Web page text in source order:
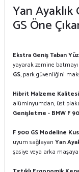
Yan
GS Öne
Ekstra Geniş Taban
yayarak zemine
GS, park güvenliğini
Hibrit Malzeme
alüminyumdan, üst
Genişletme - BMW F
F 900 GS Modeline
uyum sağlayan Yan
şasiye veya arka